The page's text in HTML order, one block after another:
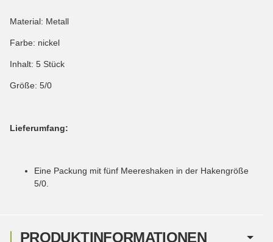
PRODUKTINFORMATIONEN
Material: Metall
Farbe: nickel
Inhalt: 5 Stück
Größe: 5/0
Lieferumfang:
Eine Packung mit fünf Meereshaken in der Hakengröße
5/0.